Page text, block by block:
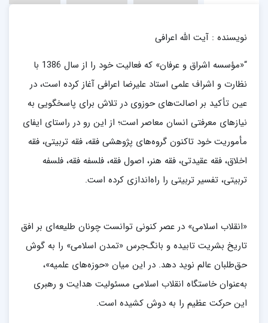
نویسنده : آیت الله اعرافی
“«مؤسسه اشراق و عرفان» که فعالیت خود را از سال 1386 با
نظارت و اشراف علمی استاد علیرضا اعرافی آغاز کرده است، در
عین تأکید بر اصالت‌های حوزوی در تلاش برای پاسخگویی به
نیازهای معرفتی انسان معاصر است؛ از این رو در راستای ایفای
مأموریت خود تاکنون گروه‌های پژوهشی فقه، فقه تربیتی، فقه
اخلاق، فقه عقیدتی، فقه هنر، اصول فقه، فلسفه فقه، فلسفه
تربیتی، تفسیر تربیتی را راه‌اندازی کرده است.
«انقلاب اسلامی» در عصر کنونی توانست چونان طلیعه‌ای بر افق
تاریخ بشریت تابیده و بانگ‌جرس «تمدن اسلامی» را به گوش
حق‌طلبان عالم نوید ‌دهد. در این میان «حوزه‌های علمیه»،
به‌عنوان خاستگاه انقلاب اسلامی مسئولیت هدایت و رهبری
این حرکت عظیم را به دوش کشیده است.